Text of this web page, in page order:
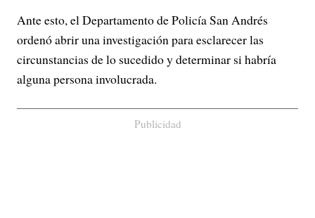
Ante esto, el Departamento de Policía San Andrés
ordenó abrir una investigación para esclarecer las
circunstancias de lo sucedido y determinar si habría
alguna persona involucrada.
Publicidad